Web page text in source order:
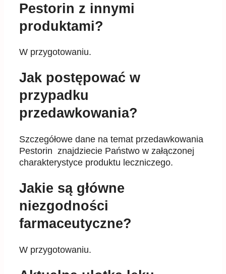
Pestorin z innymi
produktami?
W przygotowaniu.
Jak postępować w
przypadku
przedawkowania?
Szczegółowe dane na temat przedawkowania
Pestorin znajdziecie Państwo w załączonej
charakterystyce produktu leczniczego.
Jakie są główne
niezgodności
farmaceutyczne?
W przygotowaniu.